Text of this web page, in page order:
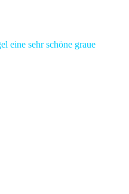
eine sehr schöne graue